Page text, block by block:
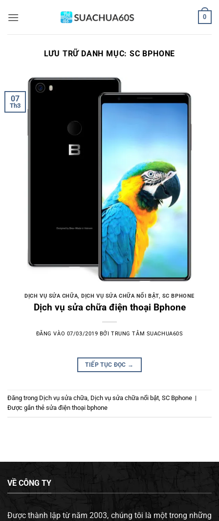
qua
0
LƯU TRỮ DANH MỤC:SC BPHONE
07
Th3
DỊCH VỤ SỬA CHỮA,DỊCH VỤ SỬA CHỮA NỔI BẬT, SC BPHONE
Dịch vụ sửa chữa điện thoại Bphone
ĐĂNG VÀO 07/03/2019 BỞITRUNG TÂM SUACHUA60S
TIẾP TỤC ĐỌC →
Đăng trong Dịch vụ sửa chữa Dịch vụ sửa chữa nổi bật SC Bphone |
Được gắn thẻ sửa điện thoại bphone
VỀ CÔNG TY
Được thành lập từ năm 2003, chúng tôi là một trong những